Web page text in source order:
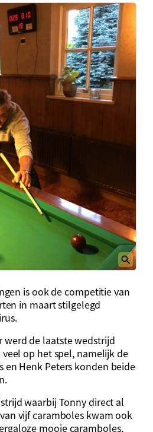
is ook de competitie van
in maart stilgelegd
werd de laatste wedstrijd
op het spel, namelijk de
en Henk Peters konden beide
waarbij Tonny direct al
vijf caramboles kwam ook
mooie caramboles,